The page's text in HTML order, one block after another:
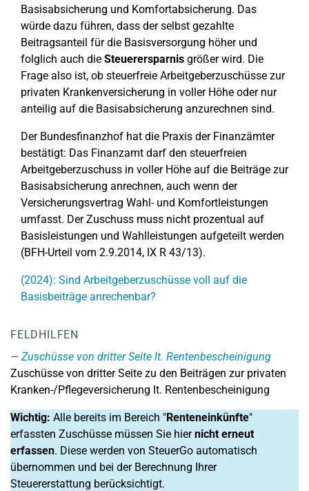
Basisabsicherung und Komfortabsicherung. Das
würde dazu führen, dass der selbst gezahlte
Beitragsanteil für die Basisversorgung höher und
folglich auch die Steuerersparnis größer wird. Die
Frage also ist, ob steuerfreie Arbeitgeberzuschüsse zur
privaten Krankenversicherung in voller Höhe oder nur
anteilig auf die Basisabsicherung anzurechnen sind.
Der Bundesfinanzhof hat die Praxis der Finanzämter
bestätigt: Das Finanzamt darf den steuerfreien
Arbeitgeberzuschuss in voller Höhe auf die Beiträge zur
Basisabsicherung anrechnen, auch wenn der
Versicherungsvertrag Wahl- und Komfortleistungen
umfasst. Der Zuschuss muss nicht prozentual auf
Basisleistungen und Wahlleistungen aufgeteilt werden
(BFH-Urteil vom 2.9.2014, IX R 43/13).
(2024): Sind Arbeitgeberzuschüsse voll auf die
Basisbeiträge anrechenbar?
FELDHILFEN
Zuschüsse von dritter Seite lt. Rentenbescheinigung
Zuschüsse von dritter Seite zu den Beiträgen zur privaten
Kranken-/Pflegeversicherung lt. Rentenbescheinigung
Wichtig: Alle bereits im Bereich "Renteneinkünfte"
erfassten Zuschüsse müssen Sie hiernicht erneut
erfassen. Diese werden von SteuerGo automatisch
übernommen und bei der Berechnung Ihrer
Steuererstattung berücksichtigt.